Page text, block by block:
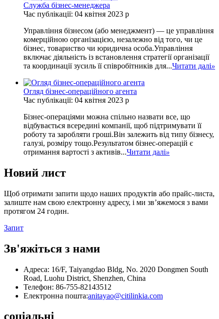
Служба бізнес-менеджера
Час публікації: 04 квітня 2023 р
Управління бізнесом (або менеджмент) — це управління
комерційною організацією, незалежно від того, чи це
бізнес, товариство чи юридична особа.Управління
включає діяльність із встановлення стратегії організації
та координації зусиль її співробітників для...Читати далі»
Огляд бізнес-операційного агента
Час публікації: 04 квітня 2023 р
Бізнес-операціями можна спільно назвати все, що
відбувається всередині компанії, щоб підтримувати її
роботу та заробляти гроші.Він залежить від типу бізнесу,
галузі, розміру тощо.Результатом бізнес-операцій є
отримання вартості з активів...Читати далі»
Новий лист
Щоб отримати запити щодо наших продуктів або прайс-листа,
залиште нам свою електронну адресу, і ми зв’яжемося з вами
протягом 24 годин.
Запит
Зв'яжіться з нами
Адреса: 16/F, Taiyangdao Bldg, No. 2020 Dongmen South
Road, Luohu District, Shenzhen, China
Телефон: 86-755-82143512
Електронна пошта:anitayao@citilinkia.com
соціальні